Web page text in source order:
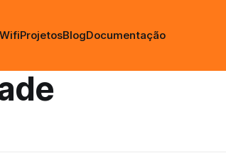
ProjetosBlogDocumentação